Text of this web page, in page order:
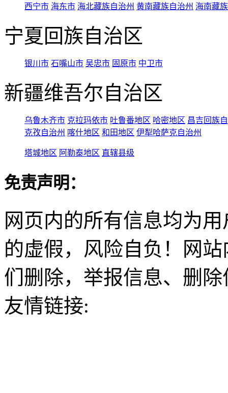
西宁市 海东市 海北藏族自治州 黄南藏族自治州 海南藏
宁夏回族自治区
银川市 石嘴山市 吴忠市 固原市 中卫市
新疆维吾尔自治区
乌鲁木齐市 克拉玛依市 吐鲁番地区 哈密地区 昌吉回族
克孜自治州 喀什地区 和田地区 伊犁哈萨克自治州
塔城地区 阿勒泰地区 直辖县级
免责声明：
网页内的所有信息均为
的虚假，风险自负！网
们删除，举报信息、删
友情链接: